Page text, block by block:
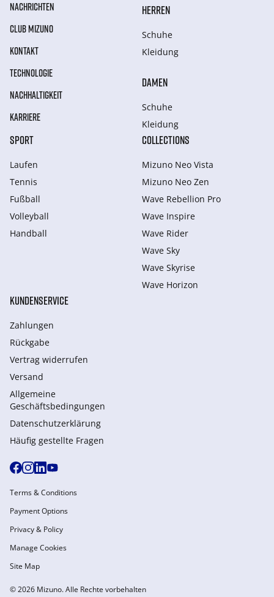
NACHRICHTEN
CLUB MIZUNO
KONTAKT
TECHNOLOGIE
NACHHALTIGKEIT
KARRIERE
HERREN
Schuhe
Kleidung
DAMEN
Schuhe
Kleidung
SPORT
Laufen
Tennis
Fußball
Volleyball
Handball
COLLECTIONS
Mizuno Neo Vista
Mizuno Neo Zen
Wave Rebellion Pro
Wave Inspire
Wave Rider
Wave Sky
Wave Skyrise
Wave Horizon
KUNDENSERVICE
Zahlungen
Rückgabe
Vertrag widerrufen
Versand
Allgemeine
Geschäftsbedingungen
Datenschutzerklärung
Häufig gestellte Fragen
© 2026 Mizuno. Alle Rechte vorbehalten
Terms & Conditions
Payment Options
Privacy & Policy
Manage Cookies
Site Map